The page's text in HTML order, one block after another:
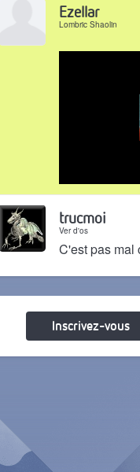
Ezellar
Lombric Shaolin
trucmoi
Ver d'os
C'est pas mal
Inscrivez-vous